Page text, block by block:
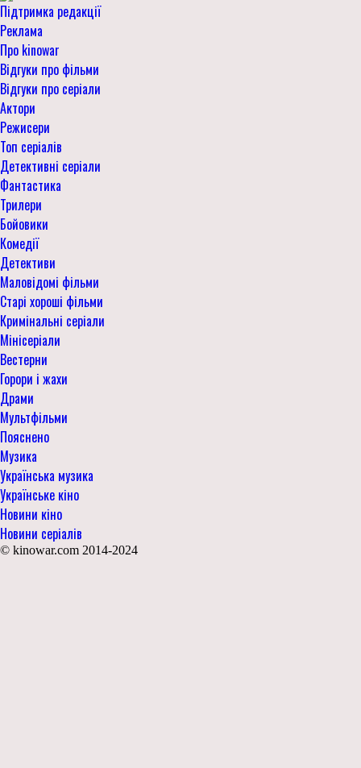
Підтримка редакції
Реклама
Про kinowar
Відгуки про фільми
Відгуки про серіали
Актори
Режисери
Топ серіалів
Детективні серіали
Фантастика
Трилери
Бойовики
Комедії
Детективи
Маловідомі фільми
Старі хороші фільми
Кримінальні серіали
Мінісеріали
Вестерни
Горори і жахи
Драми
Мультфільми
Пояснено
Музика
Українська музика
Українське кіно
Новини кіно
Новини серіалів
© kinowar.com 2014-2024